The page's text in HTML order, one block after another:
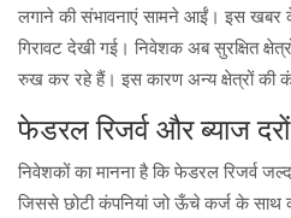
लगाने की संभावनाएं सामने आईं। इस खबर
गिरावट देखी गई। निवेशक अब सुरक्षित
रुख कर रहे हैं। इस कारण अन्य क्षेत्रों की
फेडरल रिजर्व और ब्याज
निवेशकों का मानना है कि फेडरल रिजर्व
जिससे छोटी कंपनियां जो ऊँचे कर्ज के साथ